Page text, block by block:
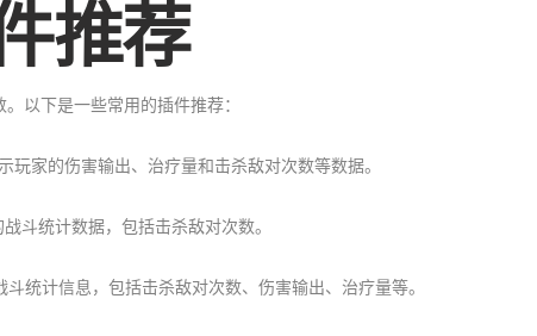
推荐
以下是一些常用的插件推荐：
家的伤害输出、治疗量和击杀敌对次数等数据。
斗统计数据，包括击杀敌对次数。
统计信息，包括击杀敌对次数、伤害输出、治疗量等。